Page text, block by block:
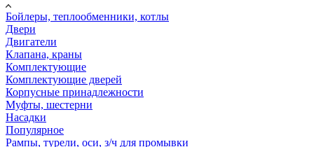
Бойлеры, теплообменники, котлы
Двери
Двигатели
Клапана, краны
Комплектующие
Комплектующие дверей
Корпусные принадлежности
Муфты, шестерни
Насадки
Популярное
Рампы, турели, оси, з/ч для промывки